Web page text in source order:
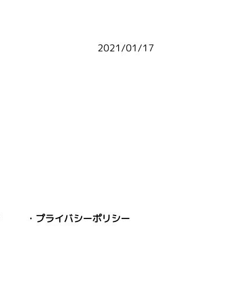
2021/01/17
プライバシーポリシー